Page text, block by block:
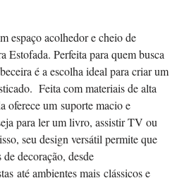
espaço acolhedor e cheio de
Estofada. Perfeita para quem busca
é a escolha ideal para criar um
Feita com materiais de alta
oferece um suporte macio e
para ler um livro, assistir TV ou
seu design versátil permite que
decoração, desde
até ambientes mais clássicos e